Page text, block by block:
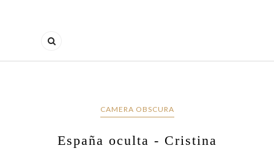
CAMERA OBSCURA
España oculta - Cristina